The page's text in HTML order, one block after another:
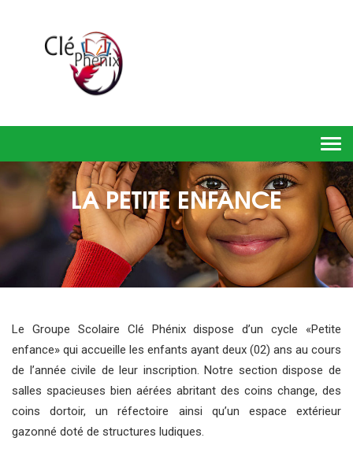
LA PETITE ENFANCE
Le Groupe Scolaire Clé Phénix dispose d’un cycle «Petite
enfance» qui accueille les enfants ayant deux (02) ans au cours
de l’année civile de leur inscription. Notre section dispose de
salles spacieuses bien aérées abritant des coins change, des
coins dortoir, un réfectoire ainsi qu’un espace extérieur
gazonné doté de structures ludiques.